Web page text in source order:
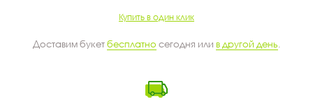
Купить в один клик
Доставим букетбесплатно сегодня или в другой день